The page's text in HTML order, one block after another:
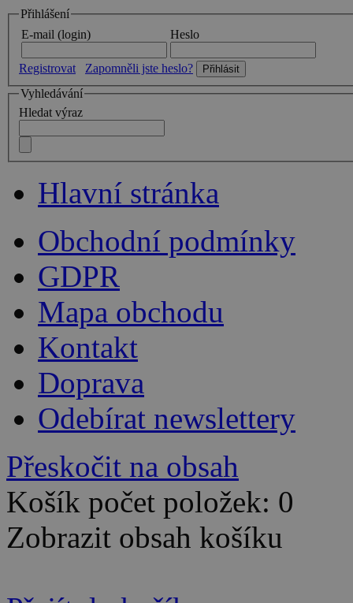
Přihlášení
E-mail (login)
Heslo
Registrovat
Zapomněli jste heslo?
Vyhledávání
Hledat výraz
Hlavní stránka
Obchodní podmínky
GDPR
Mapa obchodu
Kontakt
Doprava
Odebírat newslettery
Přeskočit na obsah
Košík počet položek: 0
Zobrazit obsah košíku